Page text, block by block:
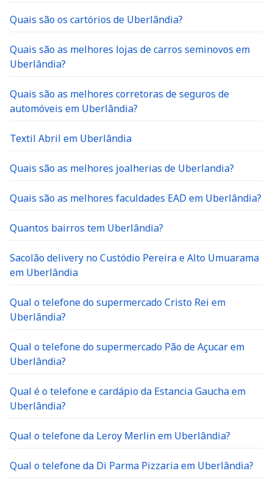
Quais são os cartórios de Uberlândia?
Quais são as melhores lojas de carros seminovos em
Uberlândia?
Quais são as melhores corretoras de seguros de
automóveis em Uberlândia?
Textil Abril em Uberlândia
Quais são as melhores joalherias de Uberlandia?
Quais são as melhores faculdades EAD em Uberlândia?
Quantos bairros tem Uberlândia?
Sacolão delivery no Custódio Pereira e Alto Umuarama
em Uberlândia
Qual o telefone do supermercado Cristo Rei em
Uberlândia?
Qual o telefone do supermercado Pão de Açucar em
Uberlândia?
Qual é o telefone e cardápio da Estancia Gaucha em
Uberlândia?
Qual o telefone da Leroy Merlin em Uberlândia?
Qual o telefone da Di Parma Pizzaria em Uberlândia?